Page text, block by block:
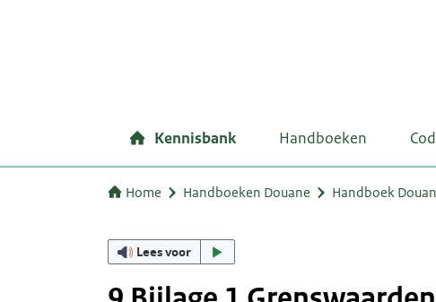
Kennisbank Handboeken
Home Handboeken Douane Handboek
Lees voor